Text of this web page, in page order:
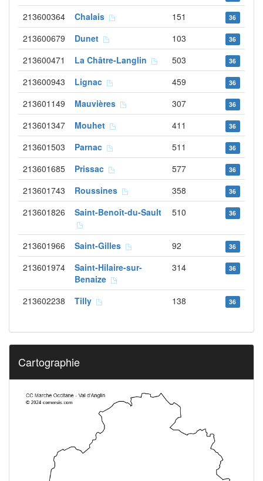
213600364
Chalais 151 36
213600679 Dunet 103 36
213600471 La Châtre-Langlin 503 36
213600943 Lignac 459 36
213601149 Mauvières 307 36
213601347 Mouhet 411 36
213601503 Parnac 511 36
213601685 Prissac 577 36
213601743 Roussines 358 36
213601826 Saint-Benoît-du-Sault 510 36
213601966 Saint-Gilles 92 36
213601974
Saint-Hilaire-sur-
Benaize
314 36
213602238 Tilly 138 36
Cartographie